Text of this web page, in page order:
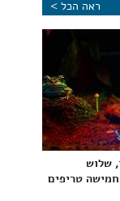
ראה הכל >
שלוש
טריפים